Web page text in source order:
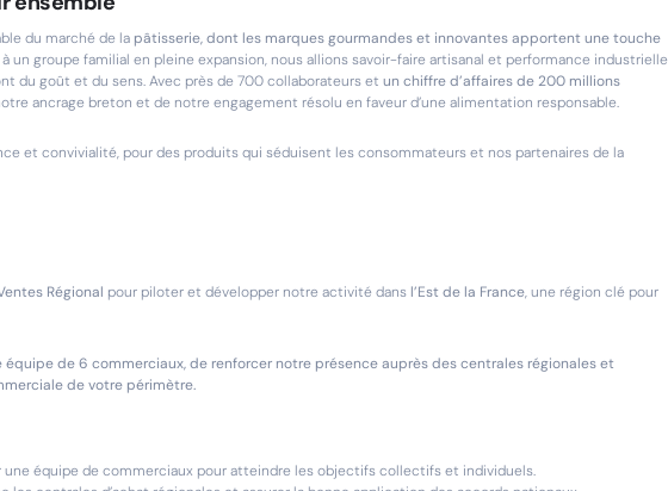
du marché de la pâtisserie, dont les marques gourmandes et innovantes apportent une touche
un groupe familial en pleine expansion, nous allions savoir-faire artisanal et performance industrielle
du goût et du sens. Avec près de 700 collaborateurs et un chiffre d’affaires de 200 millions
ancrage breton et de notre engagement résolu en faveur d’une alimentation responsable.
et convivialité, pour des produits qui séduisent les consommateurs et nos partenaires de la
Régional pour piloter et développer notre activité dans l’Est de la France, une région clé pour
équipe de 6 commerciaux, de renforcer notre présence auprès des centrales régionales et
de votre périmètre.
une équipe de commerciaux pour atteindre les objectifs collectifs et individuels.